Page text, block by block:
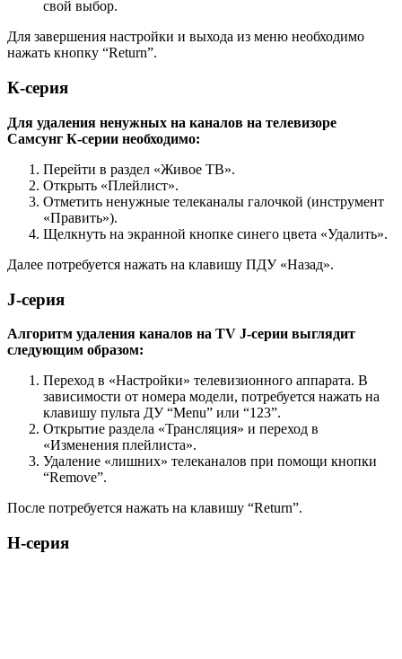
свой выбор.
Для завершения настройки и выхода из меню необходимо
нажать кнопку “Return”.
К-серия
Для удаления ненужных на каналов на телевизоре
Самсунг К-серии необходимо:
Перейти в раздел «Живое TB».
Открыть «Плейлист».
Отметить ненужные телеканалы галочкой (инструмент
«Править»).
Щелкнуть на экранной кнопке синего цвета «Удалить».
Далее потребуется нажать на клавишу ПДУ «Назад».
J-серия
Алгоритм удаления каналов на TV J-серии выглядит
следующим образом:
Переход в «Настройки» телевизионного аппарата. В
зависимости от номера модели, потребуется нажать на
клавишу пульта ДУ “Menu” или “123”.
Открытие раздела «Трансляция» и переход в
«Изменения плейлиста».
Удаление «лишних» телеканалов при помощи кнопки
“Remove”.
После потребуется нажать на клавишу “Return”.
Н-серия